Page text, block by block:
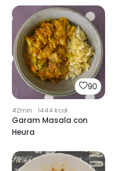
90
42min · 1444 kcal
Garam Masala con
Heura